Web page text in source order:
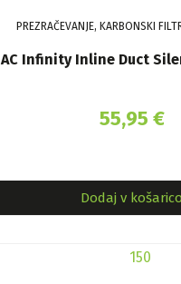
PREZRAČEVANJE, KARBONSKI
AC Infinity Inline Duct
55,95 €
Dodaj v